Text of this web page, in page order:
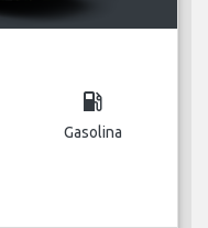
local_gas_station
Gasolina